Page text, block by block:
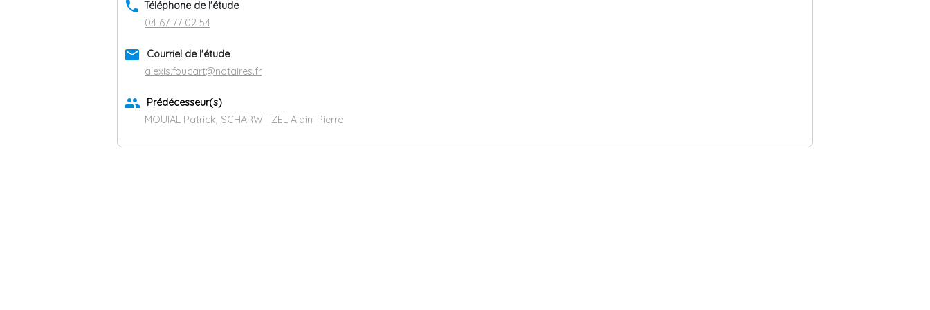
phone Téléphone de l'étude
04 67 77 02 54
email
Courriel de l'étude
alexis.foucart@notaires.fr
group
Prédécesseur(s)
MOUIAL Patrick, SCHARWITZEL Alain-Pierre